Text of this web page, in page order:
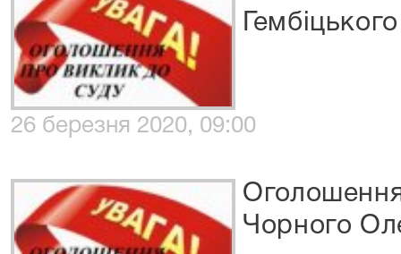
26 березня 2020, 09:00
Чорного